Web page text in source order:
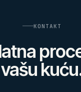
KONTAKT
vašu